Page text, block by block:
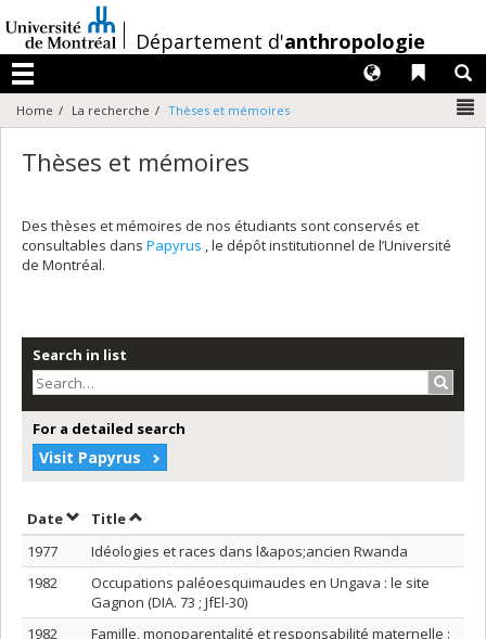
au
contenu
/Département d'anthropologie
Menu
Liens
Langues
Home La recherche Thèses et mémoires
Thèses et mémoires
Des thèses et mémoires de nos étudiants sont conservés et
consultables dans Papyrus , le dépôt institutionnel de l’Université
de Montréal.
Search in list
For a detailed search
Visit Papyrus
DateSort by date in ascending order
TitleSort by title in ascending order
1977
Idéologies et races dans l&apos;ancien Rwanda
1982
Occupations paléoesquimaudes en Ungava : le site
Gagnon (DIA. 73 ; JfEl-30)
1982
Famille, monoparentalité et responsabilité maternelle :